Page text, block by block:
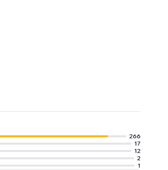
266
17
12
2
1